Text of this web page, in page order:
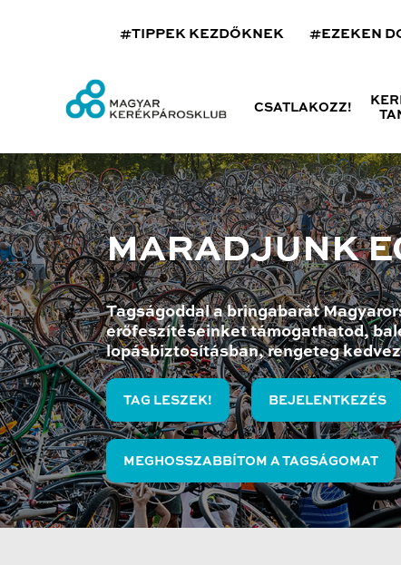
#TIPPEK KEZDŐKNEK #EZEKEN
CSATLAKOZZ!
MARADJUNK
Tagságoddal a bringabarát
erőfeszítéseinket támogathatod,
lopásbiztosításban, rengeteg
TAG LESZEK! BEJELENTKEZÉS
MEGHOSSZABBÍTOM A TAGSÁGOMAT